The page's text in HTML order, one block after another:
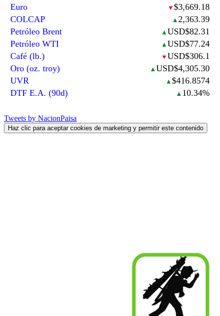
Euro
▼ $3,669.18
COLCAP
▲ 2,363.39
Petróleo Brent
▲ USD$82.31
Petróleo WTI
▲ USD$77.24
Café (lb.)
▼ USD$306.1
Oro (oz. troy)
▲ USD$4,305.30
UVR
▲ $416.8574
DTF E.A. (90d)
▲ 10.34%
Tweets by NacionPaisa
Haz clic para aceptar cookies de marketing y permitir este contenido